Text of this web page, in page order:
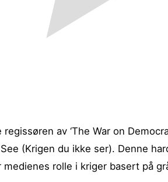
av ‘The War on
See (Krigen du ikke ser). Denne
medienes rolle i kriger basert på